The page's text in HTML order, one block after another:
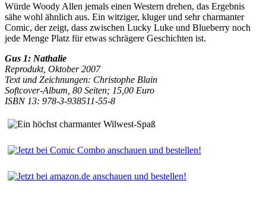
Würde Woody Allen jemals einen Western drehen, das Ergebnis
sähe wohl ähnlich aus. Ein witziger, kluger und sehr charmanter
Comic, der zeigt, dass zwischen Lucky Luke und Blueberry noch
jede Menge Platz für etwas schrägere Geschichten ist.
Gus 1: Nathalie
Reprodukt, Oktober 2007
Text und Zeichnungen: Christophe Blain
Softcover-Album, 80 Seiten; 15,00 Euro
ISBN 13: 978-3-938511-55-8